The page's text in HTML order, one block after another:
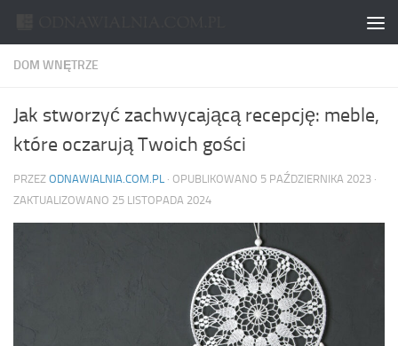
DOM WNĘTRZE
Jak stworzyć zachwycającą recepcję: meble,
które oczarują Twoich gości
PRZEZ ODNAWIALNIA.COM.PL · OPUBLIKOWANO 5 PAŹDZIERNIKA 2023 ·
ZAKTUALIZOWANO 25 LISTOPADA 2024